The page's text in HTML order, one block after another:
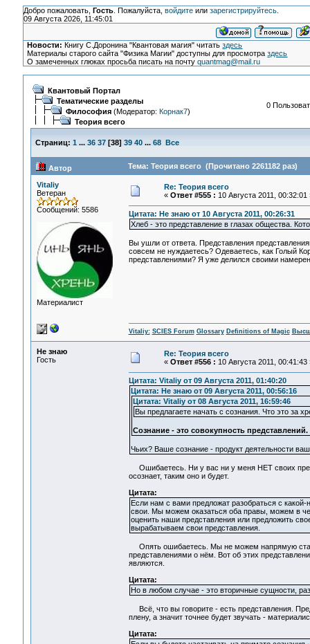
Добро пожаловать, Гость. Пожалуйста, войдитеили зарегистрируйтесь.
09 Августа 2026, 11:45:01
Новости: Книгу С.Доронина "Квантовая магия" читатьздесь
Материалы старого сайта "Физика Магии" доступны для просмотраздесь
О замеченных глюках просьба писать на почтуquantmag@mail.ru
Квантовый Портал
Тематические разделы
Философия(Модератор: Корнак7)
Теория всего
0
Страниц: 1 ... 36 37[38] 39 40 ... 68 Все
Автор Тема: Теория всего (Прочитано 2261182 раз)
Vitaliy
Ветеран
Сообщений: 5586
Материалист
Re: Теория всего
« Ответ #555 : 10 Августа 2011, 00:32:01
Цитата: Не знаю от 10 Августа 2011, 00:26:31
Хлеб - это представление в глазах общества.
Вы ушли от ответа. Представления
совсем не нуждаетесь? Одеваетесь, как Голый
представлениями? Я уже делился своими
Vitaliy: SCIES Forum Glossary Definitions of Magic
Не знаю
Гость
Re: Теория всего
« Ответ #556 : 10 Августа 2011, 00:41:43
Цитата: Vitaliy от 09 Августа 2011, 01:40:20
Цитата: Не знаю от 09 Августа 2011, 00:56:16
Цитата: Vitaliy от 08 Августа 2011, 16:59:46
Вы предлагаете начать с сознания. Что это за
Сознание - это совокупность представлений.
Чьих? Ваше сознание - продукт деятельности
Ошибаетесь. Ни у вас ни у меня НЕТ своих
осознает, таким оно и будет.
Цитата:
Если нам с вами предложат разобраться с
свои. Мы можем оказаться оба правы, можем в
оценить наши представления или предложить
вырабатываем свои представления.
Опять ошибаетесь. Мы не можем напрямую
представлениями о нём. Вот об этих
являются.
Цитата:
Но в любом случае - это вторичные сущности,
Всё, что вы говорите - есть представления.
плену, а значит точнее будет звучать -
Цитата: